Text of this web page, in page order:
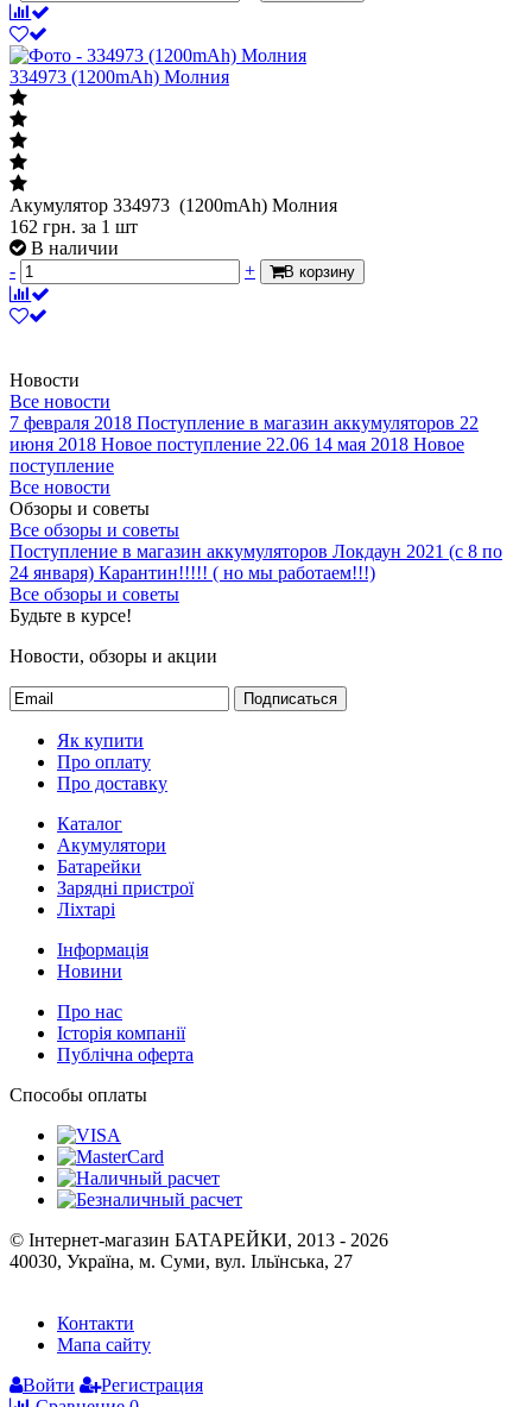
334973 (1200mAh) Молния
Акумулятор 334973 (1200mAh) Молния
162 грн. за 1 шт
В наличии
-
+ В корзину
Новости
Все новости
7 февраля 2018 Поступление в магазин аккумуляторов 22
июня 2018 Новое поступление 22.06 14 мая 2018 Новое
поступление
Все новости
Обзоры и советы
Все обзоры и советы
Поступление в магазин аккумуляторов Локдаун 2021 (с 8 по
24 января) Карантин!!!!! ( но мы работаем!!!)
Все обзоры и советы
Будьте в курсе!
Новости, обзоры и акции
Подписаться
Як купити
Про оплату
Про доставку
Каталог
Акумулятори
Батарейки
Зарядні пристрої
Ліхтарі
Інформація
Новини
Про нас
Історія компанії
Публічна оферта
Способы оплаты
© Інтернет-магазин БАТАРЕЙКИ, 2013 - 2026
40030, Україна, м. Суми, вул. Ільїнська, 27
Контакти
Мапа сайту
Войти
Регистрация